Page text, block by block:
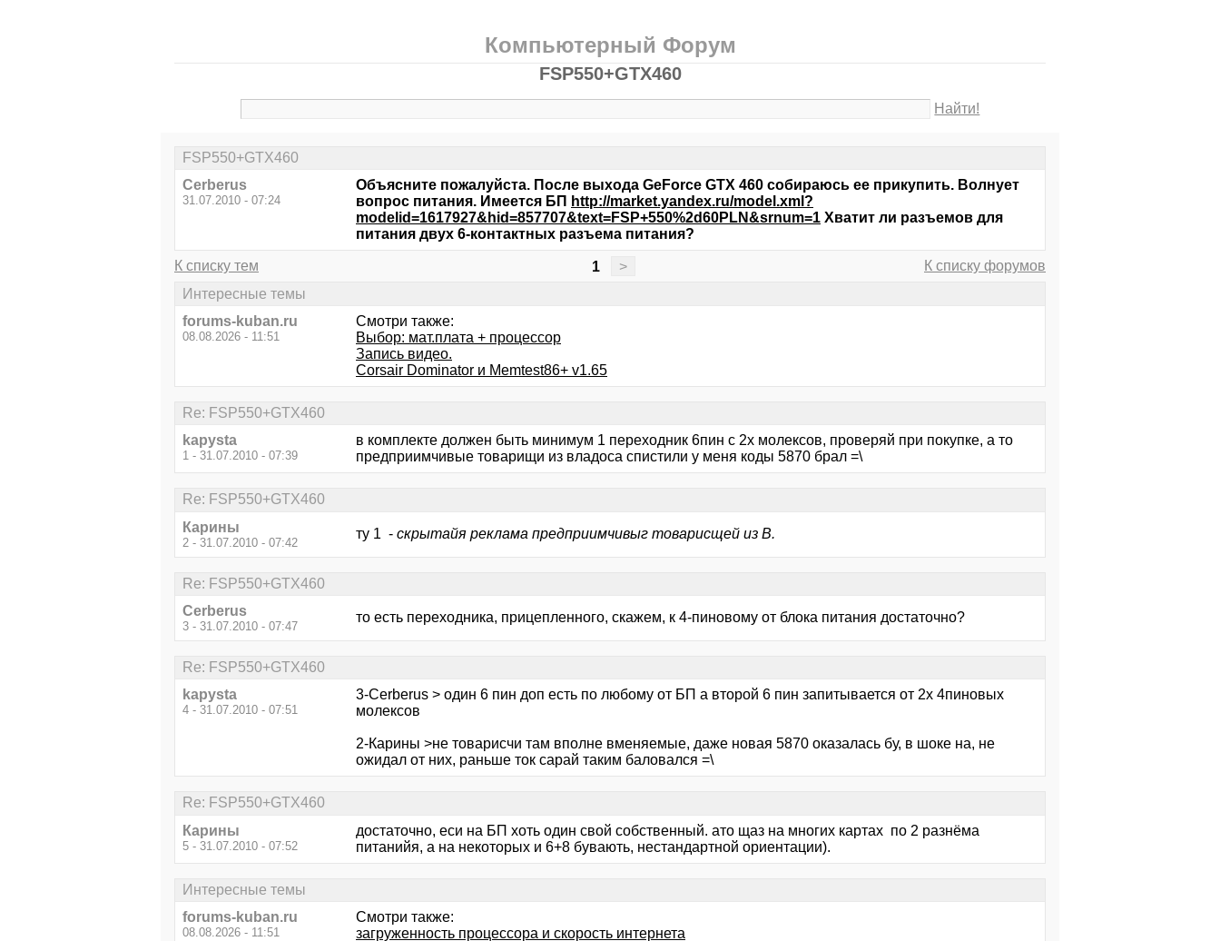
Компьютерный Форум
FSP550+GTX460
Найти!
FSP550+GTX460
Cerberus
31.07.2010 - 07:24
Объясните пожалуйста. После выхода GeForce GTX 460 собираюсь ее прикупить. Волнует
вопрос питания. Имеется БП http://market.yandex.ru/model.xml?
modelid=1617927&hid=857707&text=FSP+550%2d60PLN&srnum=1 Хватит ли разъемов для
питания двух 6-контактных разъема питания?
К списку тем 1 >
К списку форумов
Интересные темы
forums-kuban.ru
08.08.2026 - 11:51
Смотри также:
Выбор: мат.плата + процессор
Запись видео.
Corsair Dominator и Memtest86+ v1.65
Re: FSP550+GTX460
kapysta
1 - 31.07.2010 - 07:39
в комплекте должен быть минимум 1 переходник 6пин с 2х молексов, проверяй при покупке, а то
предприимчивые товарищи из владоса спистили у меня коды 5870 брал =\
Re: FSP550+GTX460
Карины
2 - 31.07.2010 - 07:42
ту 1 - скрытайя реклама предприимчивыг товарисщей из В.
Re: FSP550+GTX460
Cerberus
3 - 31.07.2010 - 07:47
то есть переходника, прицепленного, скажем, к 4-пиновому от блока питания достаточно?
Re: FSP550+GTX460
kapysta
4 - 31.07.2010 - 07:51
3-Cerberus > один 6 пин доп есть по любому от БП а второй 6 пин запитывается от 2х 4пиновых
молексов
2-Карины >не товарисчи там вполне вменяемые, даже новая 5870 оказалась бу, в шоке на, не
ожидал от них, раньше ток сарай таким баловался =\
Re: FSP550+GTX460
Карины
5 - 31.07.2010 - 07:52
достаточно, еси на БП хоть один свой собственный. ато щаз на многих картах по 2 разнёма
питанийя, а на некоторых и 6+8 бувають, нестандартной ориентации).
Интересные темы
forums-kuban.ru
08.08.2026 - 11:51
Смотри также:
загруженность процессора и скорость интернета